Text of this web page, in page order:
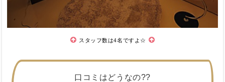
スタッフ数は4名ですよ☆
口コミはどうなの??